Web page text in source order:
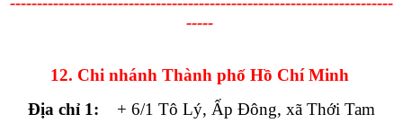
-----
12. Chi nhánh Thành phố Hồ Chí Minh
Địa chỉ 1: + 6/1 Tô Lý, Ấp Đông, xã Thới Tam